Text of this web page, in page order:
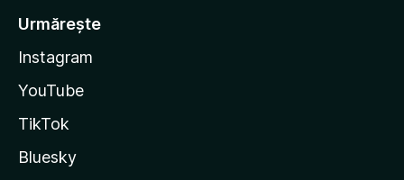
Urmărește
Instagram
YouTube
TikTok
Bluesky